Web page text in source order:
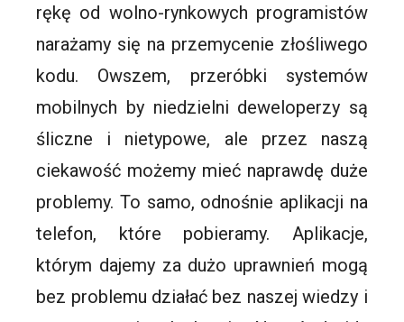
rękę od wolno-rynkowych programistów
narażamy się na przemycenie złośliwego
kodu. Owszem, przeróbki systemów
mobilnych by niedzielni deweloperzy są
śliczne i nietypowe, ale przez naszą
ciekawość możemy mieć naprawdę duże
problemy. To samo, odnośnie aplikacji na
telefon, które pobieramy. Aplikacje,
którym dajemy za dużo uprawnień mogą
bez problemu działać bez naszej wiedzy i